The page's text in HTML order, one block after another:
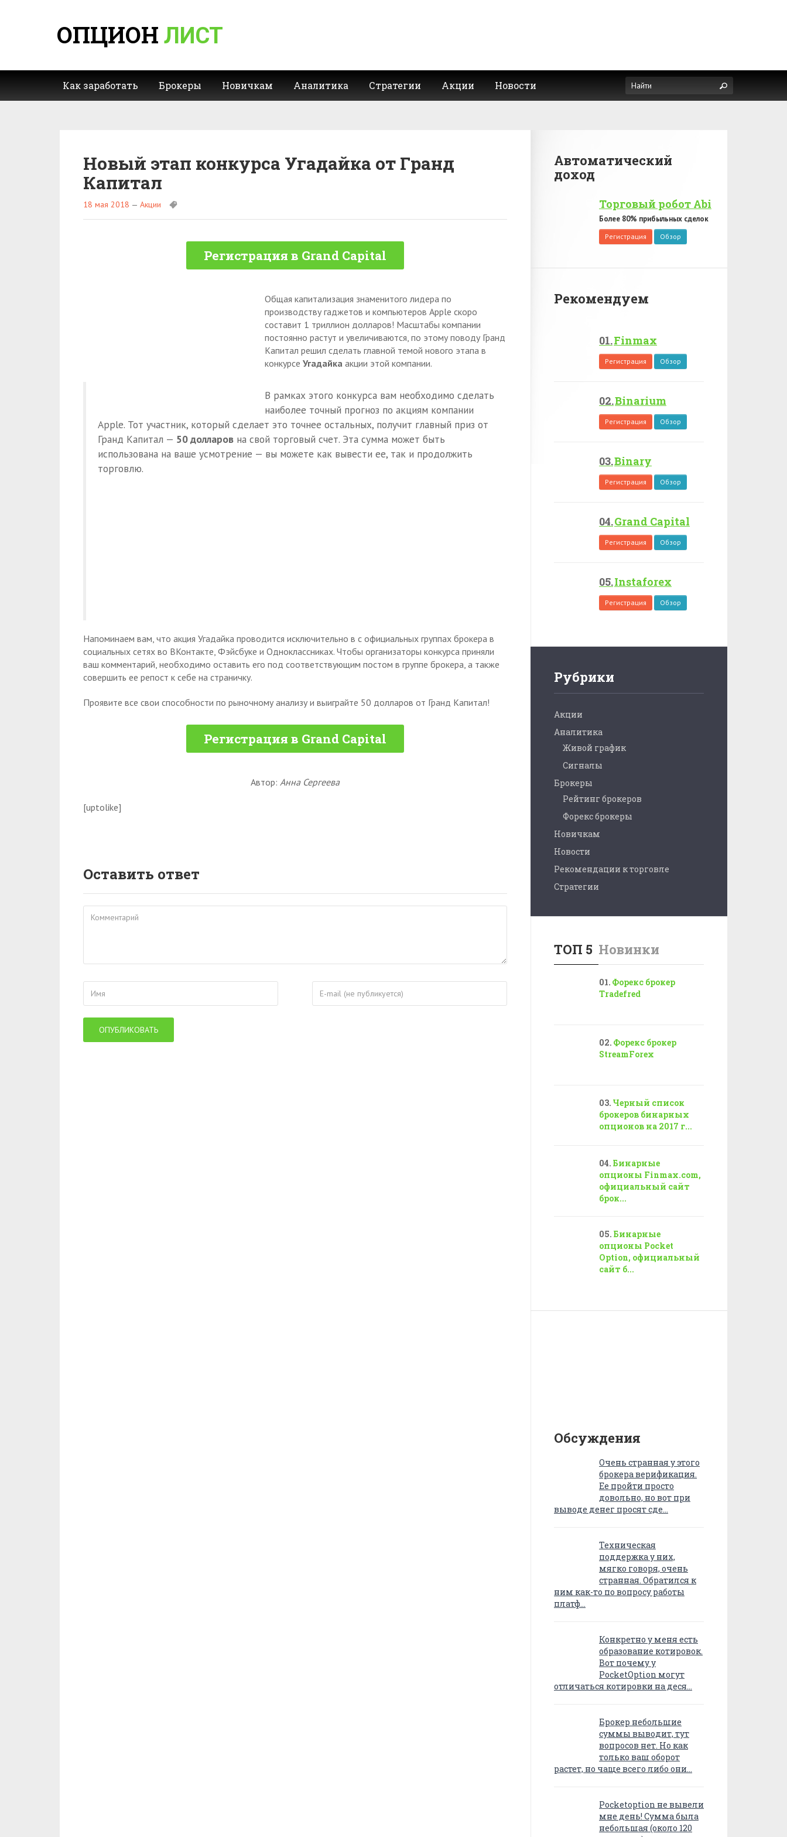
ОПЦИОН ЛИСТ
Как заработать Брокеры Новичкам Аналитика Стратегии Акции Новости
Новый этап конкурса Угадайка от Гранд
Капитал
18 мая 2018 — Акции
Регистрация в Grand Capital
Общая капитализация знаменитого лидера по
производству гаджетов и компьютеров Apple скоро
составит 1 триллион долларов! Масштабы компании
постоянно растут и увеличиваются, по этому поводу Гранд
Капитал решил сделать главной темой нового этапа в
конкурсе Угадайка акции этой компании.
В рамках этого конкурса вам необходимо сделать
наиболее точный прогноз по акциям компании
Apple. Тот участник, который сделает это точнее остальных, получит главный приз от
Гранд Капитал — 50 долларов на свой торговый счет. Эта сумма может быть
использована на ваше усмотрение — вы можете как вывести ее, так и продолжить
торговлю.
Напоминаем вам, что акция Угадайка проводится исключительно в с официальных группах брокера в
социальных сетях во ВКонтакте, Фэйсбуке и Одноклассниках. Чтобы организаторы конкурса приняли
ваш комментарий, необходимо оставить его под соответствующим постом в группе брокера, а также
совершить ее репост к себе на страничку.
Проявите все свои способности по рыночному анализу и выиграйте 50 долларов от Гранд Капитал!
Регистрация в Grand Capital
Автор: Анна Сергеева
[uptolike]
Оставить ответ
Автоматический
доход
Торговый робот Abi
Более 80% прибыльных сделок
Регистрация Обзор
Рекомендуем
Finmax
Регистрация Обзор
Binarium
Регистрация Обзор
Binary
Регистрация Обзор
Grand Capital
Регистрация Обзор
Instaforex
Регистрация Обзор
Рубрики
Акции
Аналитика
Живой график
Сигналы
Брокеры
Рейтинг брокеров
Форекс брокеры
Новичкам
Новости
Рекомендации к торговле
Стратегии
ТОП 5 Новинки
Форекс брокер
Tradefred
Форекс брокер
StreamForex
Черный список
брокеров бинарных
опционов на 2017 г...
Бинарные
опционы Finmax.com,
официальный сайт
брок...
Бинарные
опционы Pocket
Option, официальный
сайт б...
Обсуждения
Очень странная у этого
брокера верификация.
Ее пройти просто
довольно, но вот при
выводе денег просят сде…
Техническая
поддержка у них,
мягко говоря, очень
странная. Обратился к
ним как-то по вопросу работы
платф…
Конкретно у меня есть
образование котировок.
Вот почему у
PocketOption могут
отличаться котировки на деся…
Брокер небольшие
суммы выводит, тут
вопросов нет. Но как
только ваш оборот
растет, но чаще всего либо они…
Pocketoption не вывели
мне день! Сумма была
небольшая (около 120